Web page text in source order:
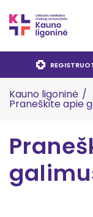
Kauno ligoninė /
Praneškite apie